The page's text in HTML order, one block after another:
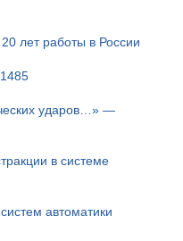
лет работы в России
ударов…» —
в системе
автоматики